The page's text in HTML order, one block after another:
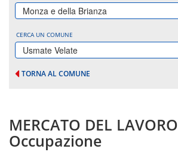
Monza e della Brianza
CERCA UN COMUNE
Usmate Velate
TORNA AL COMUNE
MERCATO DEL LAVORO
Occupazione